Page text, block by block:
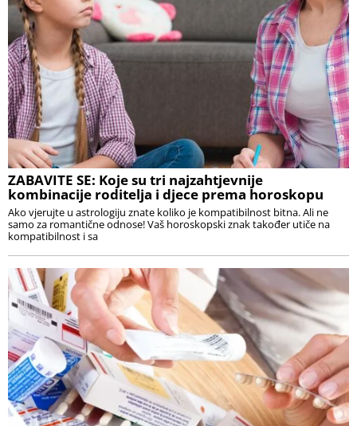
ZABAVITE SE: Koje su tri najzahtjevnije
kombinacije roditelja i djece prema horoskopu
Ako vjerujte u astrologiju znate koliko je kompatibilnost bitna. Ali ne
samo za romantične odnose! Vaš horoskopski znak također utiče na
kompatibilnost i sa